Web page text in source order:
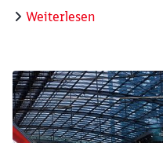
Weiterlesen